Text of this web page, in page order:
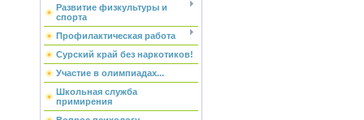
Развитие физкультуры и
спорта
Профилактическая работа
Сурский край без наркотиков!
Участие в олимпиадах...
Школьная служба
примирения